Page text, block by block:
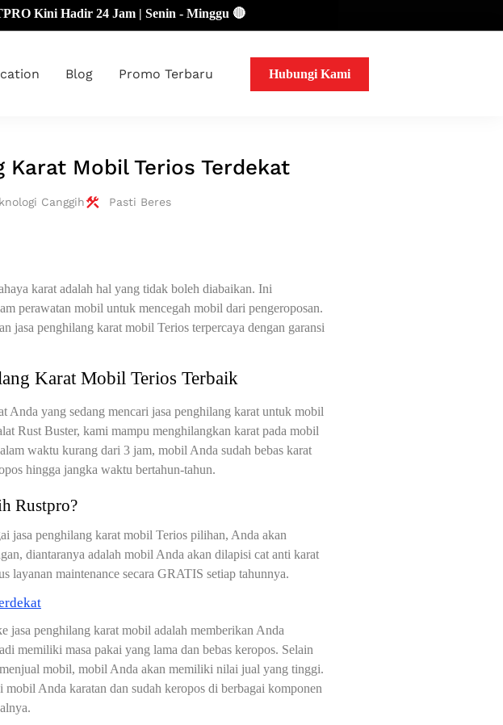
Kini Hadir 24 Jam | Senin - Minggu 🔴
Blog Promo Terbaru Hubungi Kami
Karat Mobil Terios Terdekat
Canggih Pasti Beres
karat adalah hal yang tidak boleh diabaikan. Ini
perawatan mobil untuk mencegah mobil dari pengeroposan.
jasa penghilang karat mobil Terios terpercaya dengan garansi
Karat Mobil Terios Terbaik
Anda yang sedang mencari jasa penghilang karat untuk mobil
Rust Buster, kami mampu menghilangkan karat pada mobil
waktu kurang dari 3 jam, mobil Anda sudah bebas karat
hingga jangka waktu bertahun-tahun.
Rustpro?
jasa penghilang karat mobil Terios pilihan, Anda akan
diantaranya adalah mobil Anda akan dilapisi cat anti karat
layanan maintenance secara GRATIS setiap tahunnya.
jasa penghilang karat mobil adalah memberikan Anda
memiliki masa pakai yang lama dan bebas keropos. Selain
mobil, mobil Anda akan memiliki nilai jual yang tinggi.
Anda karatan dan sudah keropos di berbagai komponen